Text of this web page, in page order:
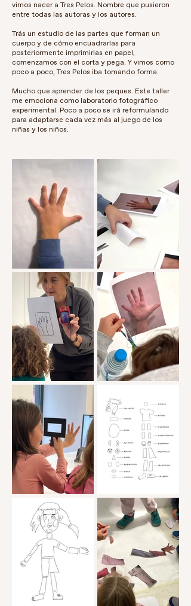
vimos nacer a Tres Pelos. Nombre que pusieron
entre todas las autoras y los autores.
Trás un estudio de las partes que forman un
cuerpo y de cómo encuadrarlas para
posteriormente imprimirlas en papel,
comenzamos con el corta y pega. Y vimos como
poco a poco, Tres Pelos iba tomando forma.
Mucho que aprender de los peques. Este taller
me emociona como laboratorio fotográfico
experimental. Poco a poco se irá reformulando
para adaptarse cada vez más al juego de los
niñas y los niños.